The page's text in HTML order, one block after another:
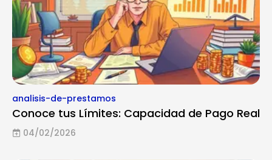
analisis-de-prestamos
Conoce tus Límites: Capacidad de Pago Real
04/02/2026